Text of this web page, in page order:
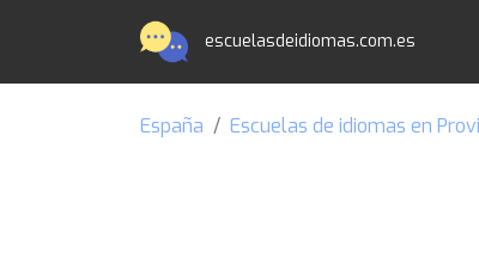
escuelasdeidiomas.com.es
España Escuelas de idiomas en